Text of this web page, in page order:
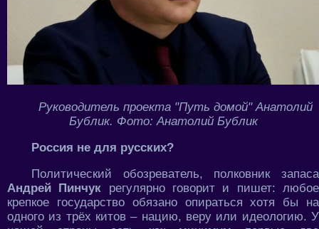
Руководитель проекта "Путь домой" Анатолий
Бублик. Фото: Анатолий Бублик
Россия не для русских?
Политический обозреватель, полковник запаса
Андрей Пинчук регулярно говорит и пишет: любое
крепкое государство обязано опираться хотя бы на
одного из трёх китов – нацию, веру или идеологию. У